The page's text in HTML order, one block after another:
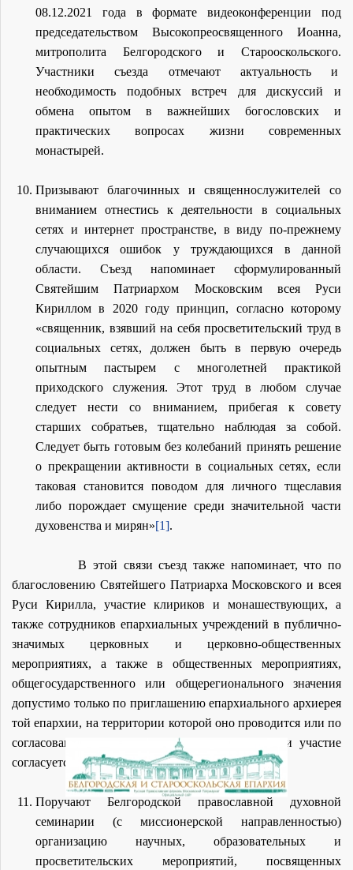
08.12.2021 года в формате видеоконференции под
председательством Высокопреосвященного Иоанна,
митрополита Белгородского и Старооскольского.
Участники съезда отмечают актуальность и
необходимость подобных встреч для дискуссий и
обмена опытом в важнейших богословских и
практических вопросах жизни современных
монастырей.
Призывают благочинных и священнослужителей со
вниманием отнестись к деятельности в социальных
сетях и интернет пространстве, в виду по-прежнему
случающихся ошибок у труждающихся в данной
области. Съезд напоминает сформулированный
Святейшим Патриархом Московским всея Руси
Кириллом в 2020 году принцип, согласно которому
«священник, взявший на себя просветительский труд в
социальных сетях, должен быть в первую очередь
опытным пастырем с многолетней практикой
приходского служения. Этот труд в любом случае
следует нести со вниманием, прибегая к совету
старших собратьев, тщательно наблюдая за собой.
Следует быть готовым без колебаний принять решение
о прекращении активности в социальных сетях, если
таковая становится поводом для личного тщеславия
либо порождает смущение среди значительной части
духовенства и мирян»[1].
В этой связи съезд также напоминает, что по
благословению Святейшего Патриарха Московского и всея
Руси Кирилла, участие клириков и монашествующих, а
также сотрудников епархиальных учреждений в публично-
значимых церковных и церковно-общественных
мероприятиях, а также в общественных мероприятиях,
общегосударственного или общерегионального значения
допустимо только по приглашению епархиального архиерея
той епархии, на территории которой оно проводится или по
согласованию с ним. В пределах своей епархии участие
согласуется со своим епархиальным архиереем.
Поручают Белгородской православной духовной
семинарии (с миссионерской направленностью)
организацию научных, образовательных и
просветительских мероприятий, посвященных